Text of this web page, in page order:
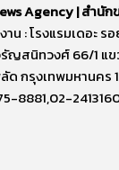
Agency | สำนัก
าน : โรงแรมเดอะ ร
ญสนิทวงศ์ 66/1 แข
ด กรุงเทพมหานคร
8881,02-